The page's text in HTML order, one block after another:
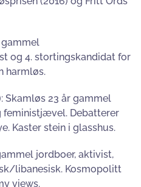
gammel
og 4. stortingskandidat for
harmløs.
Skamløs 23 år gammel
feministjævel. Debatterer
Kaster stein i glasshus.
jordboer, aktivist,
libanesisk. Kosmopolitt
views.